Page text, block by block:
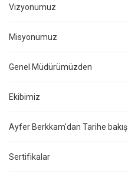
Vizyonumuz
Misyonumuz
Genel Müdürümüzden
Ekibimiz
Ayfer Berkkam'dan Tarihe bakış
Sertifikalar